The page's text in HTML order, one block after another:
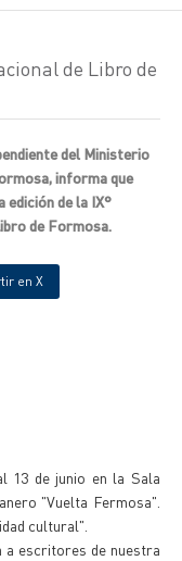
de Libro de
del Ministerio
informa que
edición de la IX°
de Formosa.
en X
13 de junio en la Sala
"Vuelta Fermosa".
cultural".
a escritores de nuestra